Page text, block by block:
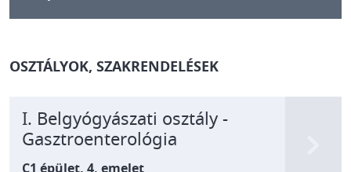
OSZTÁLYOK, SZAKRENDELÉSEK
I. Belgyógyászati osztály -
Gasztroenterológia